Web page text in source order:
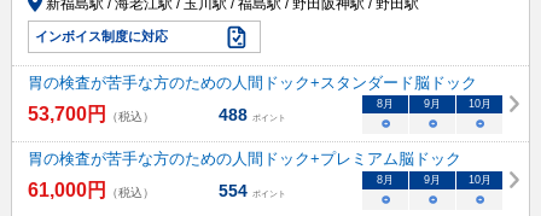
インボイス制度に対応
胃の検査が苦手な方のための人間ドック+スタンダード脳ドック
53,700円 （税込） 488 ポイント
8 月 9 月 10月
○ ○ ○
胃の検査が苦手な方のための人間ドック+プレミアム脳ドック
61,000円 （税込） 554 ポイント
8 月 9 月 10月
○ ○ ○